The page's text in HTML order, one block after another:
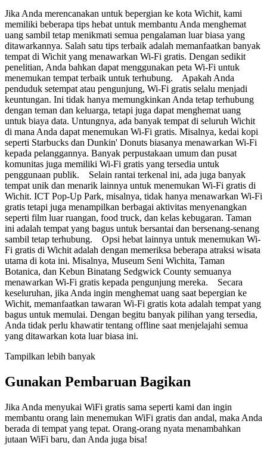
Jika Anda merencanakan untuk bepergian ke kota Wichit, kami
memiliki beberapa tips hebat untuk membantu Anda menghemat
uang sambil tetap menikmati semua pengalaman luar biasa yang
ditawarkannya. Salah satu tips terbaik adalah memanfaatkan banyak
tempat di Wichit yang menawarkan Wi-Fi gratis. Dengan sedikit
penelitian, Anda bahkan dapat menggunakan peta Wi-Fi untuk
menemukan tempat terbaik untuk terhubung. Apakah Anda
penduduk setempat atau pengunjung, Wi-Fi gratis selalu menjadi
keuntungan. Ini tidak hanya memungkinkan Anda tetap terhubung
dengan teman dan keluarga, tetapi juga dapat menghemat uang
untuk biaya data. Untungnya, ada banyak tempat di seluruh Wichit
di mana Anda dapat menemukan Wi-Fi gratis. Misalnya, kedai kopi
seperti Starbucks dan Dunkin' Donuts biasanya menawarkan Wi-Fi
kepada pelanggannya. Banyak perpustakaan umum dan pusat
komunitas juga memiliki Wi-Fi gratis yang tersedia untuk
penggunaan publik. Selain rantai terkenal ini, ada juga banyak
tempat unik dan menarik lainnya untuk menemukan Wi-Fi gratis di
Wichit. ICT Pop-Up Park, misalnya, tidak hanya menawarkan Wi-Fi
gratis tetapi juga menampilkan berbagai aktivitas menyenangkan
seperti film luar ruangan, food truck, dan kelas kebugaran. Taman
ini adalah tempat yang bagus untuk bersantai dan bersenang-senang
sambil tetap terhubung. Opsi hebat lainnya untuk menemukan Wi-
Fi gratis di Wichit adalah dengan memeriksa beberapa atraksi wisata
utama di kota ini. Misalnya, Museum Seni Wichita, Taman
Botanica, dan Kebun Binatang Sedgwick County semuanya
menawarkan Wi-Fi gratis kepada pengunjung mereka. Secara
keseluruhan, jika Anda ingin menghemat uang saat bepergian ke
Wichit, memanfaatkan tawaran Wi-Fi gratis kota adalah tempat yang
bagus untuk memulai. Dengan begitu banyak pilihan yang tersedia,
Anda tidak perlu khawatir tentang offline saat menjelajahi semua
yang ditawarkan kota luar biasa ini.
Tampilkan lebih banyak
Gunakan Pembaruan Bagikan
Jika Anda menyukai WiFi gratis sama seperti kami dan ingin
membantu orang lain menemukan WiFi gratis dan andal, maka Anda
berada di tempat yang tepat. Orang-orang nyata menambahkan
jutaan WiFi baru, dan Anda juga bisa!